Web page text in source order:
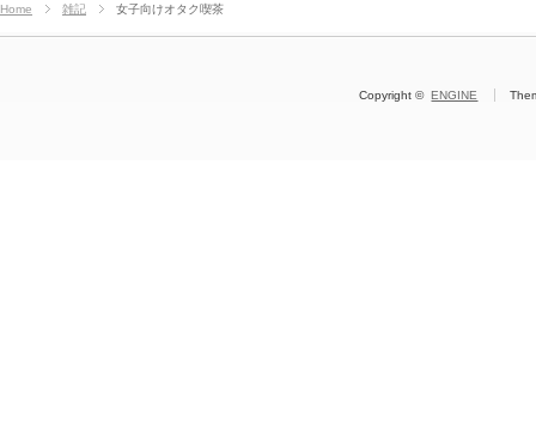
Home 雑記 女子向けオタク喫茶
Copyright ©ENGINE